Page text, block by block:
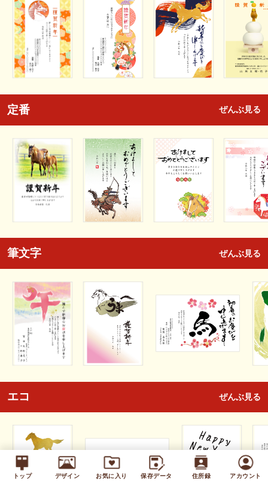
トップ デザイン お気に入り 保存データ 住所録 アカウント
定番 ぜんぶ見る
筆文字 ぜんぶ見る
エコ ぜんぶ見る